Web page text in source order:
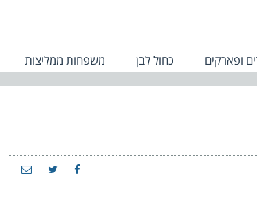
ופארקים כחול לבן משפחות ממליצות